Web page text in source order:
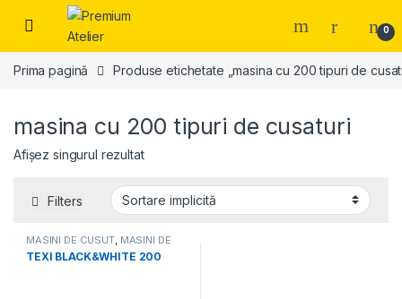
Skip to navigation
Skip to content
0
Prima pagină Produse etichetate „masina cu 200 tipuri de
masina cu 200 tipuri de cusaturi
Afișez singurul rezultat
Filters
MASINI DE CUSUT, MASINI DE
CUSUT CASNICE
TEXI BLACK&WHITE 200